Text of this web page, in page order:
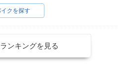
クを探す
ンキングを見る